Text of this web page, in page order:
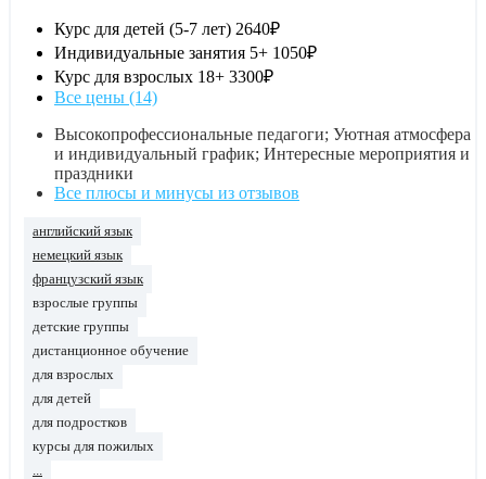
Курс для детей (5-7 лет) 2640₽
Индивидуальные занятия 5+ 1050₽
Курс для взрослых 18+ 3300₽
Все цены (14)
Высокопрофессиональные педагоги; Уютная атмосфера
и индивидуальный график; Интересные мероприятия и
праздники
Все плюсы и минусы из отзывов
английский язык
немецкий язык
французский язык
взрослые группы
детские группы
дистанционное обучение
для взрослых
для детей
для подростков
курсы для пожилых
...